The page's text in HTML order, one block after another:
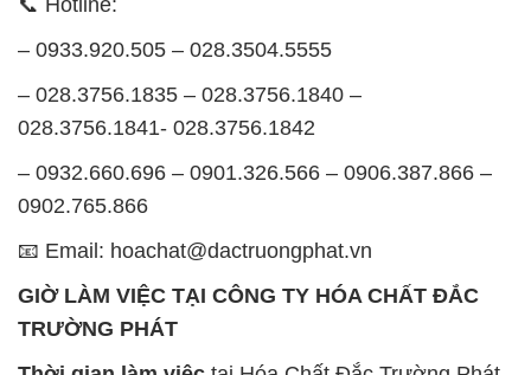
– 0933.920.505 – 028.3504.5555
– 028.3756.1835 – 028.3756.1840 –
028.3756.1841- 028.3756.1842
– 0932.660.696 – 0901.326.566 – 0906.387.866 –
0902.765.866
📧 Email: hoachat@dactruongphat.vn
GIỜ LÀM VIỆC TẠI CÔNG TY HÓA CHẤT ĐẮC
TRƯỜNG PHÁT